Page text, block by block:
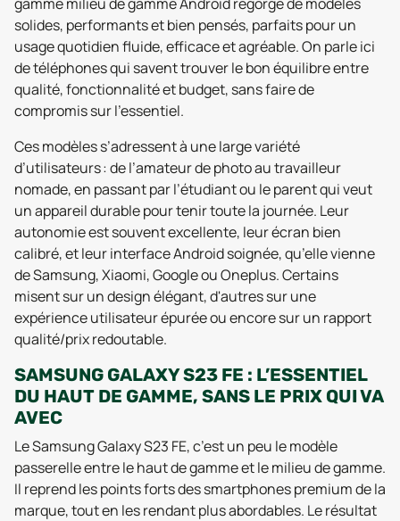
solides, performants et bien pensés, parfaits pour un
usage quotidien fluide, efficace et agréable. On parle ici
de téléphones qui savent trouver le bon équilibre entre
qualité, fonctionnalité et budget, sans faire de
compromis sur l’essentiel.
Ces modèles s’adressent à une large variété
d’utilisateurs : de l’amateur de photo au travailleur
nomade, en passant par l’étudiant ou le parent qui veut
un appareil durable pour tenir toute la journée. Leur
autonomie est souvent excellente, leur écran bien
calibré, et leur interface Android soignée, qu’elle vienne
de Samsung, Xiaomi, Google ou Oneplus. Certains
misent sur un design élégant, d'autres sur une
expérience utilisateur épurée ou encore sur un rapport
qualité/prix redoutable.
SAMSUNG GALAXY S23 FE : L’ESSENTIEL
DU HAUT DE GAMME, SANS LE PRIX QUI VA
AVEC
Le Samsung Galaxy S23 FE, c’est un peu le modèle
passerelle entre le haut de gamme et le milieu de gamme.
Il reprend les points forts des smartphones premium de la
marque, tout en les rendant plus abordables. Le résultat